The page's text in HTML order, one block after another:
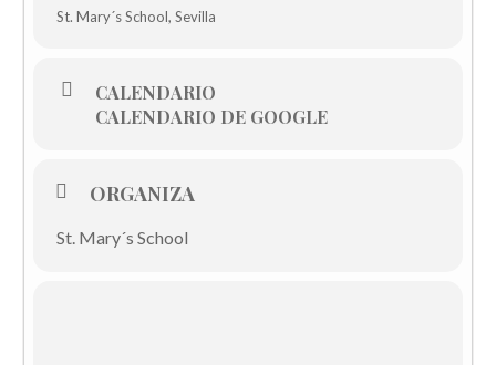
St. Mary´s School, Sevilla
CALENDARIO
CALENDARIO DE GOOGLE
ORGANIZA
St. Mary´s School